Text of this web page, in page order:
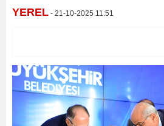
YEREL - 21-10-2025 11:51